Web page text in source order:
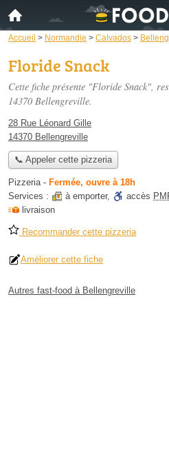
Accueil > Normandie > Calvados >
Floride Snack
Cette fiche présente "Floride Snack",
14370 Bellengreville.
28 Rue Léonard Gille
14370 Bellengreville
📞 Appeler cette pizzeria
Pizzeria- Fermée, ouvre à 18h
Services :
à emporter, accès
livraison
Recommander cette pizzeria
Améliorer cette fiche
Autres fast-food à Bellengreville